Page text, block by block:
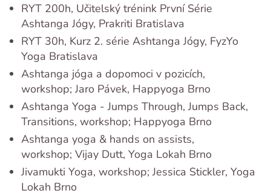
RYT 200h, Učitelský trénink První Série
Ashtanga Jógy, Prakriti Bratislava
RYT 30h, Kurz 2. série Ashtanga Jógy, FyzYo
Yoga Bratislava
Ashtanga jóga a dopomoci v pozicích,
workshop; Jaro Pávek, Happyoga Brno
Ashtanga Yoga - Jumps Through, Jumps Back,
Transitions, workshop; Happyoga Brno
Ashtanga yoga & hands on assists,
workshop; Vijay Dutt, Yoga Lokah Brno
Jivamukti Yoga, workshop; Jessica Stickler, Yoga
Lokah Brno